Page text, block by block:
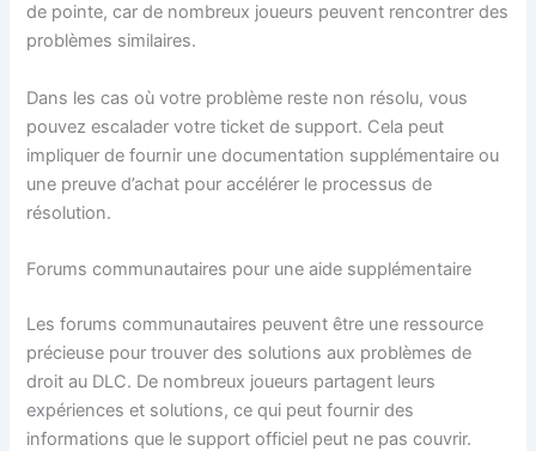
de pointe, car de nombreux joueurs peuvent rencontrer des
problèmes similaires.
Dans les cas où votre problème reste non résolu, vous
pouvez escalader votre ticket de support. Cela peut
impliquer de fournir une documentation supplémentaire ou
une preuve d’achat pour accélérer le processus de
résolution.
Forums communautaires pour une aide supplémentaire
Les forums communautaires peuvent être une ressource
précieuse pour trouver des solutions aux problèmes de
droit au DLC. De nombreux joueurs partagent leurs
expériences et solutions, ce qui peut fournir des
informations que le support officiel peut ne pas couvrir.